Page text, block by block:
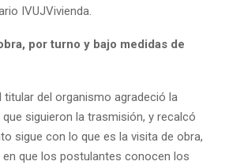
IVUJVivienda.
por turno y bajo medidas de
titular del organismo agradeció la
siguieron la trasmisión, y recalcó
sigue con lo que es la visita de obra,
que los postulantes conocen los